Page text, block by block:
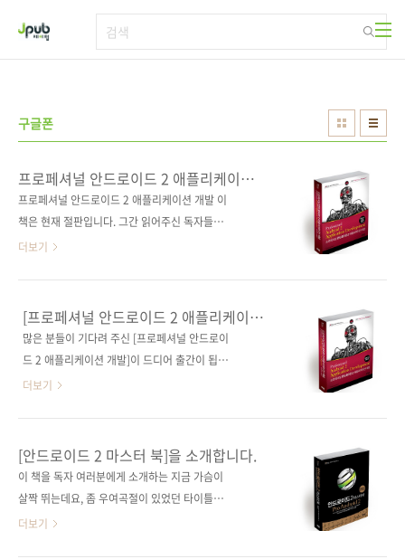
구글폰
프로페셔널 안드로이드 2 애플리케이션
개발
프로페셔널 안드로이드 2 애플리케이션 개발 이
책은 현재 절판입니다. 그간 읽어주신 독자들께
감사드립니다. 출판사 제이펍 원출판사
Development 저자명 리토 마이어(Reto
Meier) 역자명 조성만 출판일 2010년 9월 17
일 페이지 816쪽 판 형 4*6배판 변형
원 ISBN 978-89-94506-02-9 부가기호:
13560 시리즈 I♥Mobile 06 (아이러브모바일
일 프로그래밍 / 안드로이드 키워드 안드로이드
2.2 / 스마트폰 / 모바일 브라우저 / W..
더보기
[프로페셔널 안드로이드 2 애플리케이션
개발(PA2AD)]이 출간됩니다.
많은 분들이 기다려 주신 [프로페셔널 안드로이
드 2 애플리케이션 개발]이 드디어 출간이 됩니
다. Professional Android 2 Application
다음 주말이면 서점에 진열될 것 같습니다. 인터
넷 서점에서는 17일까지 예약 판매를 하고 있는
데, 출간 다음 주에 추석이 있고 택배 회사들이
장담을 해드리기가 어렵네요. 안드로이드 마스
코트의 귀여운 이미지와는 달리 이 책은 터미네
더보기
[안드로이드 2 마스터 북]을 소개합니다.
이 책을 독자 여러분에게 소개하는 지금 가슴이
살짝 뛰는데요, 좀 우여곡절이 있었던 타이틀입
니다. 이 책은 [Pro Android 2]를 번역한 책입니
더보기